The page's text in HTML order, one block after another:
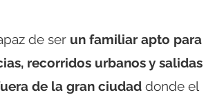
de ser un familiar apto para
recorridos urbanos y salidas
de la gran ciudad donde el